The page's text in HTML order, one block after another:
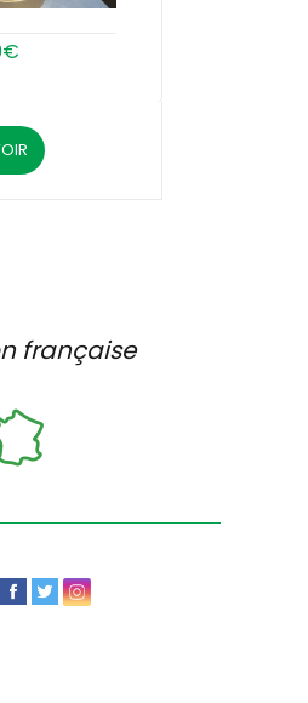
€
française